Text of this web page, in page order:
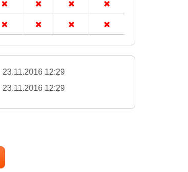
23.11.2016 12:29
23.11.2016 12:29